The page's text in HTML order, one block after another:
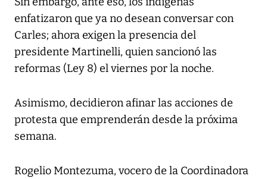
enfatizaron que ya no desean conversar con
Carles; ahora exigen la presencia del
presidente Martinelli, quien sancionó las
reformas (Ley 8) el viernes por la noche.
Asimismo, decidieron afinar las acciones de
protesta que emprenderán desde la próxima
semana.
Rogelio Montezuma, vocero de la Coordinadora